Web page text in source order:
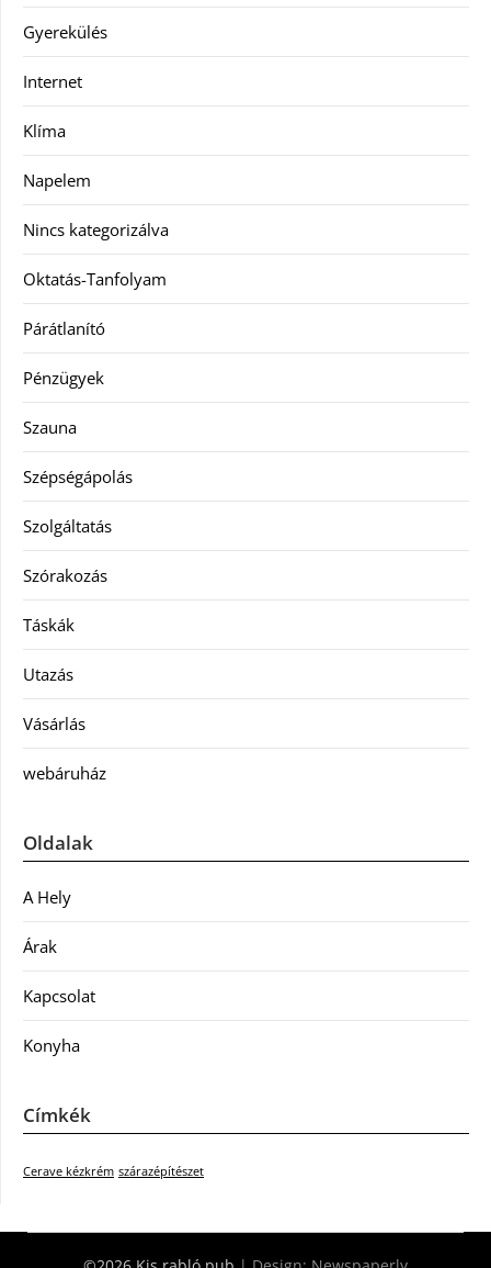
Gyerekülés
Internet
Klíma
Napelem
Nincs kategorizálva
Oktatás-Tanfolyam
Párátlanító
Pénzügyek
Szauna
Szépségápolás
Szolgáltatás
Szórakozás
Táskák
Utazás
Vásárlás
webáruház
Oldalak
A Hely
Árak
Kapcsolat
Konyha
Címkék
Cerave kézkrém szárazépítészet